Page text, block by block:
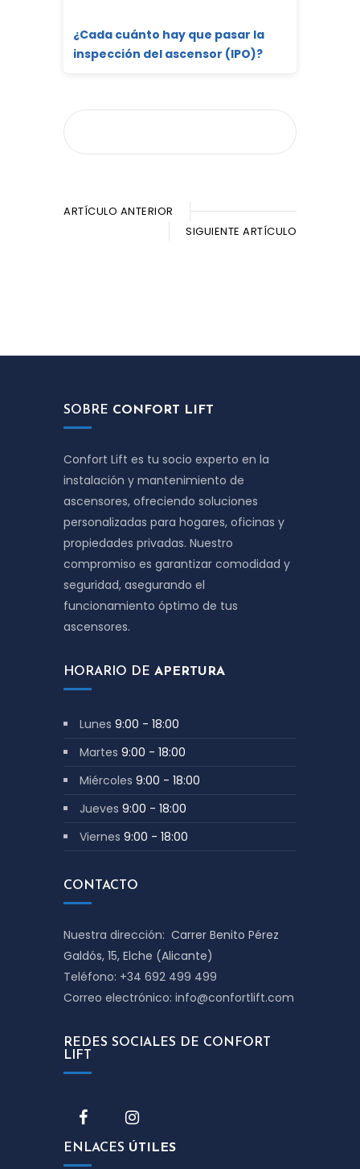
¿Cada cuánto hay que pasar la
inspección del ascensor (IPO)?
ARTÍCULO ANTERIOR
SIGUIENTE ARTÍCULO
SOBRE CONFORT LIFT
Confort Lift es tu socio experto en la
instalación y mantenimiento de
ascensores, ofreciendo soluciones
personalizadas para hogares, oficinas y
propiedades privadas. Nuestro
compromiso es garantizar comodidad y
seguridad, asegurando el
funcionamiento óptimo de tus
ascensores.
HORARIO DE APERTURA
Lunes 9:00 - 18:00
Martes 9:00 - 18:00
Miércoles 9:00 - 18:00
Jueves 9:00 - 18:00
Viernes 9:00 - 18:00
CONTACTO
Nuestra dirección: Carrer Benito Pérez
Galdós, 15, Elche (Alicante)
Teléfono: +34 692 499 499
Correo electrónico: info@confortlift.com
REDES SOCIALES DE CONFORT
LIFT
ENLACES ÚTILES